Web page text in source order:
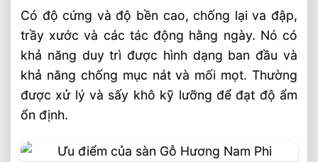
Có độ cứng và độ bền cao, chống lại va đập,
trầy xước và các tác động hằng ngày. Nó có
khả năng duy trì được hình dạng ban đầu và
khả năng chống mục nát và mối mọt. Thường
được xử lý và sấy khô kỹ lưỡng để đạt độ ẩm
ổn định.